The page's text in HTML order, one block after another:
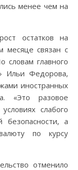
менее чем на
остатков на
месяце связан с
словам главного
Ильи Федорова,
иностранных
«Это разовое
слабого
а
по курсу
отменило